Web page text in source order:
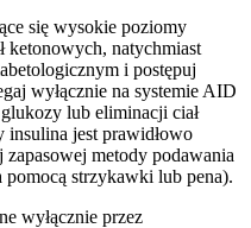
się wysokie poziomy
ketonowych, natychmiast
i postępuj
wyłącznie na systemie AID
lub eliminacji ciał
insulina jest prawidłowo
metody podawania
strzykawki lub pena).
wyłącznie przez